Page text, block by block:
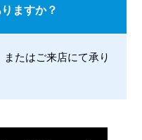
ますか？
たはご来店にて承り